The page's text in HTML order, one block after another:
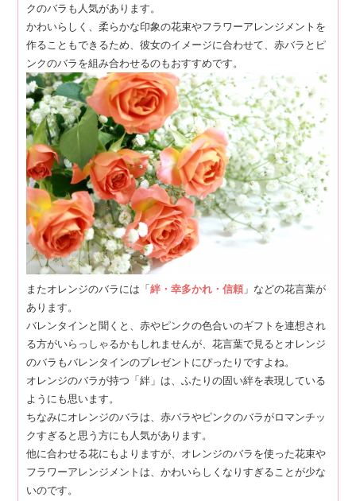
クのバラも人気があります。
かわいらしく、柔らかな印象の花束やフラワーアレンジメントを
作ることもできるため、彼女のイメージに合わせて、赤バラとピ
ンクのバラを組み合わせるのもおすすめです。
またオレンジのバラには「絆・幸多かれ・信頼 」などの花言葉が
あります。
バレンタインと聞くと、赤やピンクの色合いのギフトを連想され
る方がいらっしゃるかもしれませんが、花言葉で見るとオレンジ
のバラもバレンタインのプレゼントにぴったりですよね。
オレンジのバラが持つ「絆」は、ふたりの固い絆を表現している
ようにも思います。
ちなみにオレンジのバラは、赤バラやピンクのバラがロマンチッ
クすぎると思う方にも人気があります。
他に合わせる花にもよりますが、オレンジのバラを使った花束や
フラワーアレンジメントは、かわいらしくなりすぎることが少な
いのです。